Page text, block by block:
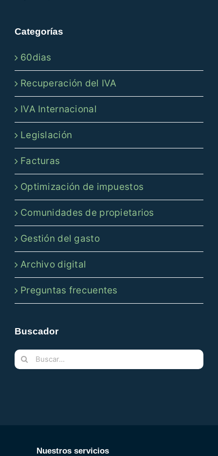
Categorías
60dias
Recuperación del IVA
IVA Internacional
Legislación
Facturas
Optimización de impuestos
Comunidades de propietarios
Gestión del gasto
Archivo digital
Preguntas frecuentes
Buscador
Buscar:
Nuestros servicios